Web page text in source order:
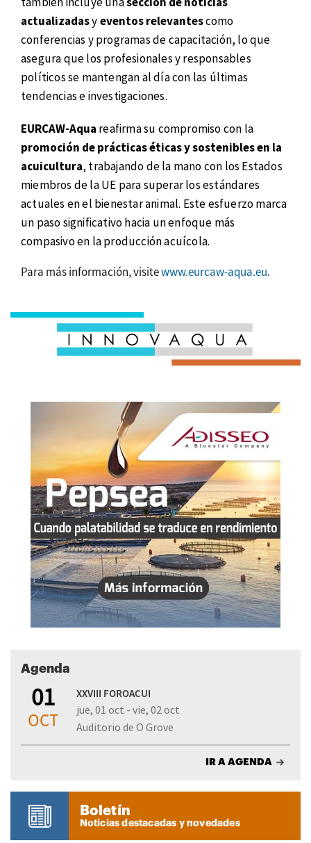
actualizadasyeventos relevantescomo
conferencias y programas de capacitación, lo que
asegura que los profesionales y responsables
políticos se mantengan al día con las últimas
tendencias e investigaciones.
EURCAW-Aqua reafirma su compromiso con la
promoción de prácticas éticas y sostenibles en la
acuicultura, trabajando de la mano con los Estados
miembros de la UE para superar los estándares
actuales en el bienestar animal. Este esfuerzo marca
un paso significativo hacia un enfoque más
compasivo en la producción acuícola.
Para más información, visitewww.eurcaw-aqua.eu.
Agenda
01
OCT
XXVIII FOROACUI
jue, 01 oct - vie, 02 oct
Auditorio de O Grove
IR A AGENDA
Boletín
Noticias destacadas y novedades